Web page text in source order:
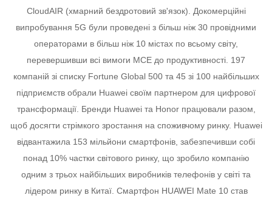
CloudAIR (хмарний бездротовий зв'язок).
Докомерційні
випробування 5G були проведені з більш ніж 30 провідними
операторами в більш ніж 10 містах по всьому світу,
перевершивши всі вимоги МСЕ до продуктивності. 197
компаній зі списку Fortune Global 500 та 45 зі 100 найбільших
підприємств обрали Huawei своїм партнером для цифрової
трансформації. Бренди Huawei та Honor працювали разом,
щоб досягти стрімкого зростання на споживчому ринку. Huawei
відвантажила 153 мільйони смартфонів, забезпечивши собі
понад 10% частки світового ринку, що зробило компанію
одним з трьох найбільших виробників телефонів у світі та
лідером ринку в Китаї. Смартфон HUAWEI Mate 10 став